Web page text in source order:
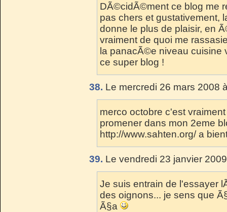
DÃ©cidÃ©ment ce blog me
pas chers et gustativement,
donne le plus de plaisir, en
vraiment de quoi me
la panacÃ©e niveau cuisine
ce super blog !
38. Le mercredi 26 mars 2008
merco octobre c'est
promener dans mon 2eme
http://www.sahten.org/ a
39. Le vendredi 23 janvier
Je suis entrain de l'essayer
des oignons... je sens que
Ã§a